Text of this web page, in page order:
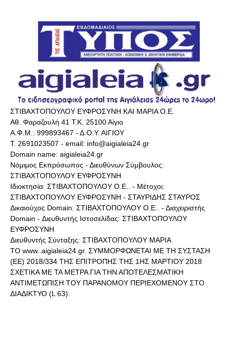
ΣΤΙΒΑΧΤΟΠΟΥΛΟΥ ΕΥΦΡΟΣΥΝΗ ΚΑΙ ΜΑΡΙΑ Ο.Ε.
Αθ. Φαραζουλή 41 Τ.Κ. 25100 Αίγιο
Α.Φ.Μ.: 999893467 - Δ.Ο.Υ. ΑΙΓΙΟΥ
Τ. 2691023507 - email: info@aigialeia24.gr
Domain name: aigialeia24.gr
Νόμιμος Εκπρόσωπος - Διευθύνων Σύμβουλος:
ΣΤΙΒΑΧΤΟΠΟΥΛΟΥ ΕΥΦΡΟΣΥΝΗ
Ιδιοκτησία: ΣΤΙΒΑΧΤΟΠΟΥΛΟΥ Ο.Ε.. - Μέτοχοι:
ΣΤΙΒΑΧΤΟΠΟΥΛΟΥ ΕΥΦΡΟΣΥΝΗ - ΣΤΑΥΡΙΔΗΣ ΣΤΑΥΡΟΣ
Δικαιούχος Domain: ΣΤΙΒΑΧΤΟΠΟΥΛΟΥ Ο.Ε.. - Διαχειριστής
Domain - Διευθυντής Ιστοσελίδας: ΣΤΙΒΑΧΤΟΠΟΥΛΟΥ
ΕΥΦΡΟΣΥΝΗ
Διευθυντής Σύνταξης: ΣΤΙΒΑΧΤΟΠΟΥΛΟΥ ΜΑΡΙΑ
ΤΟ www..aigialeia24.gr. ΣΥΜΜΟΡΦΩΝΕΤΑΙ ΜΕ ΤΗ ΣΥΣΤΑΣΗ
(ΕΕ) 2018/334 ΤΗΣ ΕΠΙΤΡΟΠΗΣ ΤΗΣ 1ΗΣ ΜΑΡΤΙΟΥ 2018
ΣΧΕΤΙΚΑ ΜΕ ΤΑ ΜΕΤΡΑ ΓΙΑ ΤΗΝ ΑΠΟΤΕΛΕΣΜΑΤΙΚΗ
ΑΝΤΙΜΕΤΩΠΙΣΗ ΤΟΥ ΠΑΡΑΝΟΜΟΥ ΠΕΡΙΕΧΟΜΕΝΟΥ ΣΤΟ
ΔΙΑΔΙΚΤΥΟ (L 63).